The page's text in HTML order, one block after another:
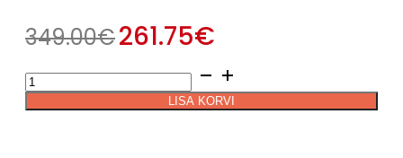
349.00€261.75€
Kattemadrats
Stroma
TOP
LISA KORVI
Alternative: